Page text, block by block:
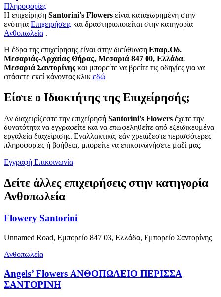
Πληροφορίες
Η επιχείρηση Santorini's Flowers είναι καταχωρημένη στην
ενότητα Επιχειρήσεις και δραστηριοποιείται στην κατηγορία
Ανθοπωλεία .
H έδρα της επιχείρησης είναι στην διεύθυνση Επαρ.Οδ.
Μεσαριάς-Αρχαίας Θήρας, Μεσαριά 847 00, Ελλάδα,
Μεσαριά Σαντορίνης και μπορείτε να βρείτε τις οδηγίες για να
φτάσετε εκεί κάνοντας κλικ εδώ
Είστε ο Ιδιοκτήτης της Επιχείρησής;
Αν διαχειρίζεστε την επιχείρησή Santorini's Flowers έχετε την
δυνατότητα να εγγραφείτε και να επωφεληθείτε από εξειδικευμένα
εργαλεία διαχείρισης. Εναλλακτικά, εάν χρειάζεστε περισσότερες
πληροφορίες ή βοήθεια, μπορείτε να επικοινωνήσετε μαζί μας.
Εγγραφή Επικοινωνία
Δείτε άλλες επιχειρήσεις στην κατηγορία
Ανθοπωλεία
Flowery Santorini
Unnamed Road, Εμπορείο 847 03, Ελλάδα, Εμπορείο Σαντορίνης
Ανθοπωλεία
Angels’ Flowers ΑΝΘΟΠΩΛΕΙΟ ΠΕΡΙΣΣΑ
ΣΑΝΤΟΡΙΝΗ